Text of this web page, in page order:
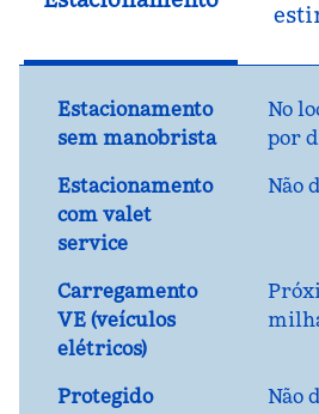
Estacionamento
sem manobrista
No
por
Estacionamento
com valet
service
Não
Carregamento
VE (veículos
elétricos)
Protegido
Não